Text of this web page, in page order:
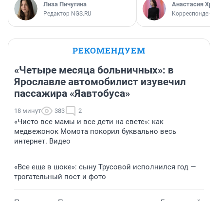
Лиза Пичугина
Редактор NGS.RU
Анастасия
Корреспондент
РЕКОМЕНДУЕМ
«Четыре месяца больничных»: в
Ярославле автомобилист изувечил
пассажира «Яавтобуса»
18 минут 383 2
«Чисто все мамы и все дети на свете»: как
медвежонок Момота покорил буквально весь
интернет. Видео
«Все еще в шоке»: сыну Трусовой исполнился год —
трогательный пост и фото